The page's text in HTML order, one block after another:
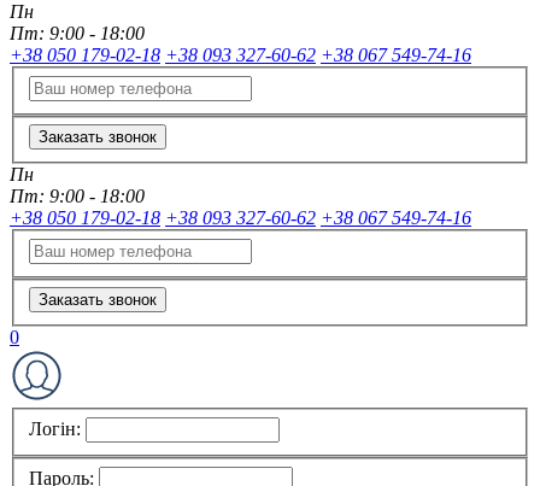
Пн
Пт: 9:00 - 18:00
+38 050 179-02-18 +38 093 327-60-62 +38 067 549-74-16
Заказать звонок
Пн
Пт: 9:00 - 18:00
+38 050 179-02-18 +38 093 327-60-62 +38 067 549-74-16
Заказать звонок
0
Логін:
Пароль: